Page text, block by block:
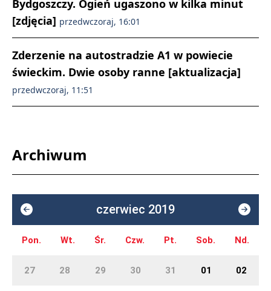
Bydgoszczy. Ogień ugaszono w kilka minut
[zdjęcia] przedwczoraj, 16:01
Zderzenie na autostradzie A1 w powiecie
świeckim. Dwie osoby ranne [aktualizacja]
przedwczoraj, 11:51
Archiwum
czerwiec 2019
Pon. Wt. Śr. Czw. Pt. Sob. Nd.
27 28 29 30 31 01 02